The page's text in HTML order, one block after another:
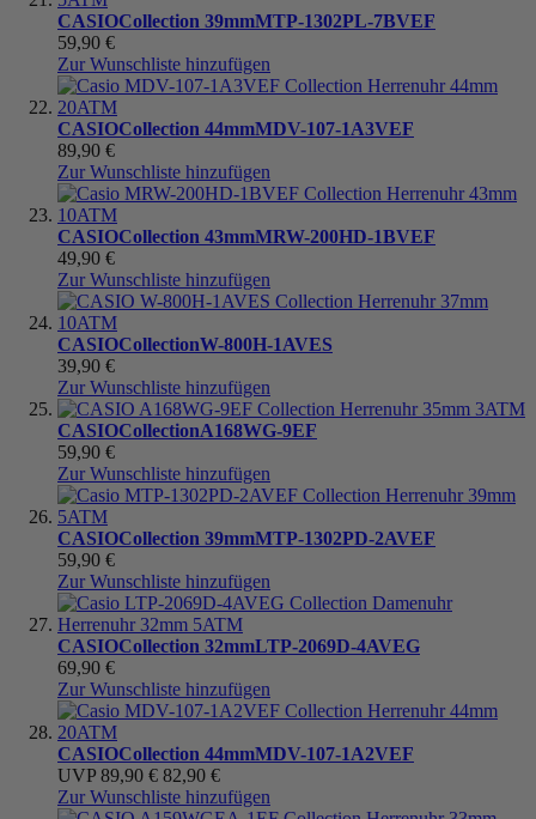
CASIOCollection 39mmMTP-1302PL-7BVEF
59,90 €
Zur Wunschliste hinzufügen
CASIOCollection 44mmMDV-107-1A3VEF
89,90 €
Zur Wunschliste hinzufügen
CASIOCollection 43mmMRW-200HD-1BVEF
49,90 €
Zur Wunschliste hinzufügen
CASIOCollectionW-800H-1AVES
39,90 €
Zur Wunschliste hinzufügen
CASIOCollectionA168WG-9EF
59,90 €
Zur Wunschliste hinzufügen
CASIOCollection 39mmMTP-1302PD-2AVEF
59,90 €
Zur Wunschliste hinzufügen
CASIOCollection 32mmLTP-2069D-4AVEG
69,90 €
Zur Wunschliste hinzufügen
CASIOCollection 44mmMDV-107-1A2VEF
UVP 89,90 € 82,90 €
Zur Wunschliste hinzufügen